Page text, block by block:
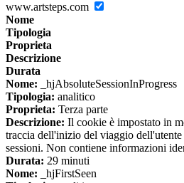
www.artsteps.com
Nome
Tipologia
Proprieta
Descrizione
Durata
Nome: _hjAbsoluteSessionInProgress
Tipologia: analitico
Proprieta: Terza parte
Descrizione: Il cookie è impostato in
traccia dell'inizio del viaggio
sessioni. Non contiene informazioni
Durata: 29 minuti
Nome: _hjFirstSeen